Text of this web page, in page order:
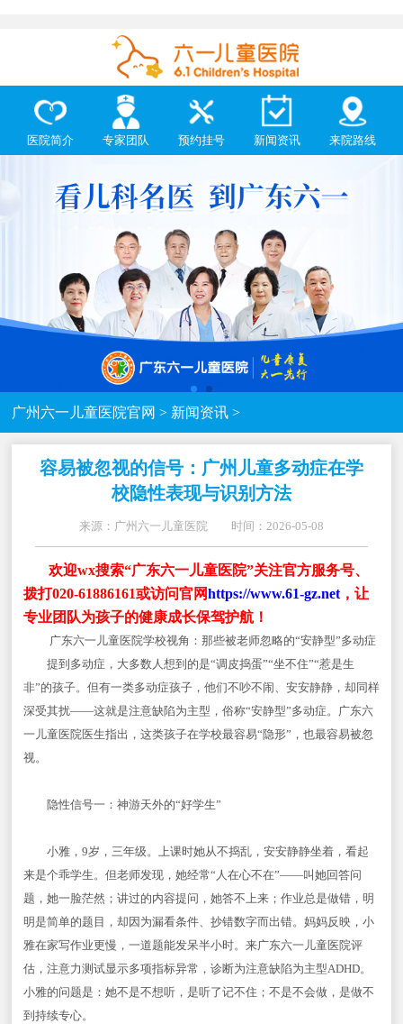
医院简介 专家团队 预约挂号 新闻资讯 来院路线
广州六一儿童医院官网 > 新闻资讯 >
容易被忽视的信号：广州儿童多动症在学
校隐性表现与识别方法
来源：广州六一儿童医院 时间：2026-05-08
欢迎wx搜索“广东六一儿童医院”关注官方服务号、
拨打020-61886161或访问官网https://www.61-gz.net，让
专业团队为孩子的健康成长保驾护航！
广东六一儿童医院学校视角：那些被老师忽略的“安静型”多动症
提到多动症，大多数人想到的是“调皮捣蛋”“坐不住”“惹是生
非”的孩子。但有一类多动症孩子，他们不吵不闹、安安静静，却同样
深受其扰——这就是注意缺陷为主型，俗称“安静型”多动症。广东六
一儿童医院医生指出，这类孩子在学校最容易“隐形”，也最容易被忽
视。
隐性信号一：神游天外的“好学生”
小雅，9岁，三年级。上课时她从不捣乱，安安静静坐着，看起
来是个乖学生。但老师发现，她经常“人在心不在”——叫她回答问
题，她一脸茫然；讲过的内容提问，她答不上来；作业总是做错，明
明是简单的题目，却因为漏看条件、抄错数字而出错。妈妈反映，小
雅在家写作业更慢，一道题能发呆半小时。来广东六一儿童医院评
估，注意力测试显示多项指标异常，诊断为注意缺陷为主型ADHD。
小雅的问题是：她不是不想听，是听了记不住；不是不会做，是做不
到持续专心。